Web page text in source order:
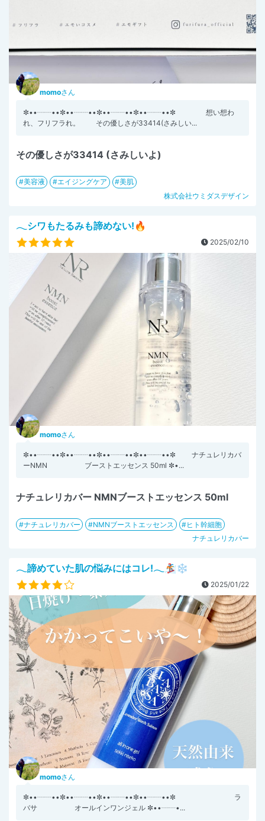
momoさん
✼••┈┈••✼••┈┈••✼••┈┈••✼••┈┈••✼ 想い想わ
れ、フリフラれ。 その優しさが33414(さみしい...
その優しさが33414 (さみしいよ)
美容液 エイジングケア
美肌
株式会社ウミダスデザイン
𓂃シワもたるみも諦めない!🔥
2025/02/10
momoさん
✼••┈┈••✼••┈┈••✼••┈┈••✼••┈┈••✼ ナチュレリカバ
ーNMN ブーストエッセンス 50ml ✼•...
ナチュレリカバー NMNブーストエッセンス 50ml
ナチュレリカバー NMNブーストエッセンス
ヒト幹細胞
ナチュレリカバー
𓂃諦めていた肌の悩みにはコレ!𓂃🏂❄︎
2025/01/22
momoさん
✼••┈┈••✼••┈┈••✼••┈┈••✼••┈┈••✼ ラ
バサ オールインワンジェル ✼••┈┈•...